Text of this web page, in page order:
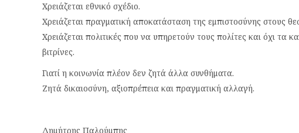
Χρειάζεται εθνικό σχέδιο.
Χρειάζεται πραγματική αποκατάσταση της εμπιστοσύνης στους
Χρειάζεται πολιτικές που να υπηρετούν τους πολίτες και όχι τα
βιτρίνες.
Γιατί η κοινωνία πλέον δεν ζητά άλλα συνθήματα.
Ζητά δικαιοσύνη, αξιοπρέπεια και πραγματική αλλαγή.
Δημήτρης Παλούμπης